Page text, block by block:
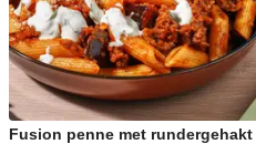
Fusion penne met rundergehakt